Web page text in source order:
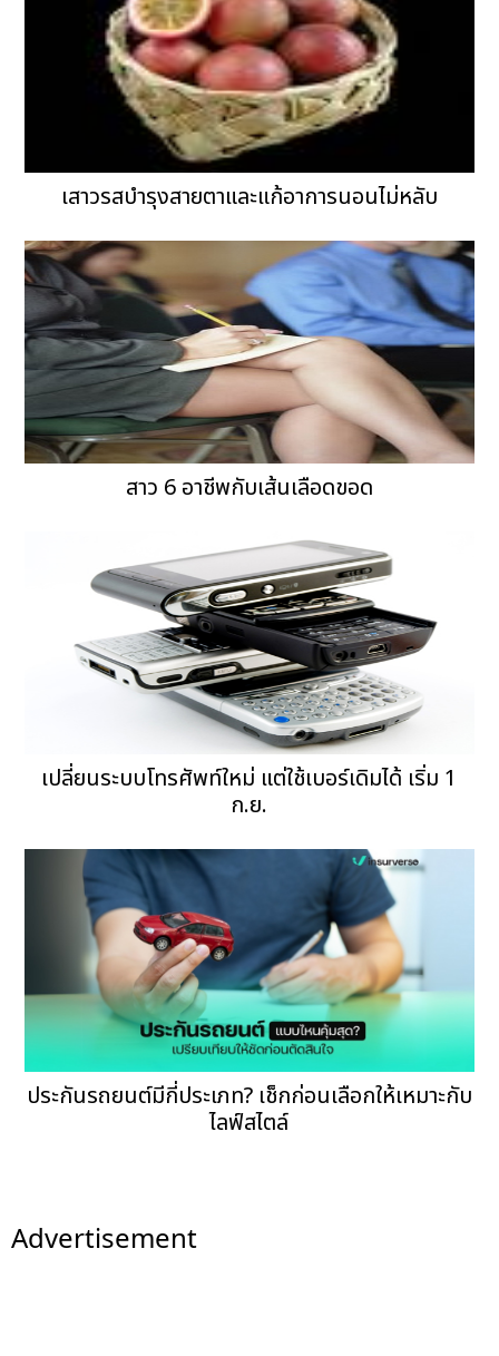
เสาวรสบำรุงสายตาและแก้อาการนอนไม่หลับ
สาว 6 อาชีพกับเส้นเลือดขอด
เปลี่ยนระบบโทรศัพท์ใหม่ แต่ใช้เบอร์เดิมได้ เริ่ม 1
ก.ย.
ประกันรถยนต์มีกี่ประเภท? เช็กก่อนเลือกให้เหมาะกับ
ไลฟ์สไตล์
Advertisement